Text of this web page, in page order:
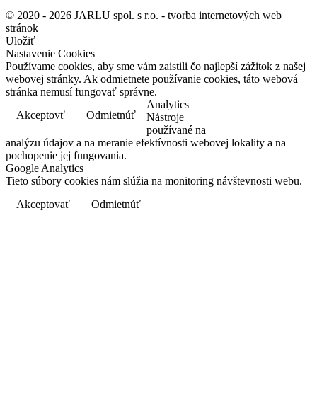
© 2020 - 2026 JARLU spol. s r.o. - tvorba internetových web
stránok
Uložiť
Nastavenie Cookies
Používame cookies, aby sme vám zaistili čo najlepší zážitok z našej
webovej stránky. Ak odmietnete používanie cookies, táto webová
stránka nemusí fungovať správne.
Akceptovť
Odmietnúť
Analytics
Nástroje
používané na
analýzu údajov a na meranie efektívnosti webovej lokality a na
pochopenie jej fungovania.
Google Analytics
Tieto súbory cookies nám slúžia na monitoring návštevnosti webu.
Akceptovať
Odmietnúť